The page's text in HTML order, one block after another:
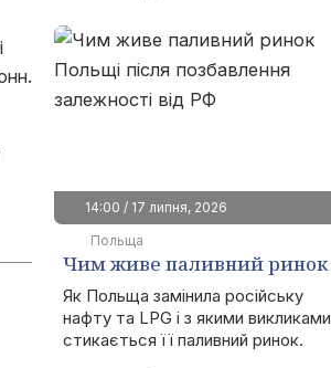
14:00 / 17 липня, 2026
Польща
Чим живе паливний ринок
Польщі після позбавлення
залежності від РФ
Як Польща замінила російську
нафту та LPG і з якими викликами
стикається її паливний ринок.